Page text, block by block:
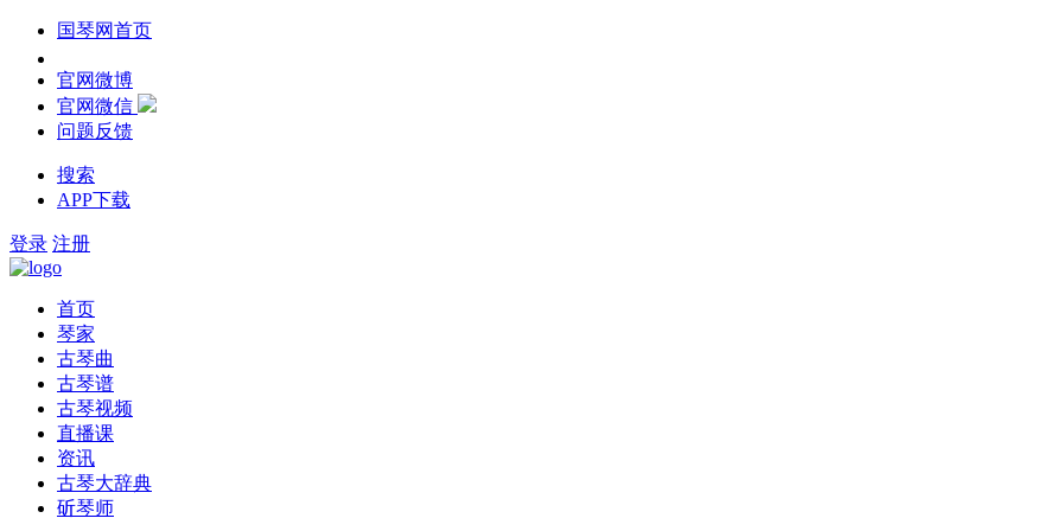
国琴网首页
官网微博
官网微信
问题反馈
搜索
APP下载
登录 注册
首页
琴家
古琴曲
古琴谱
古琴视频
直播课
资讯
古琴大辞典
斫琴师